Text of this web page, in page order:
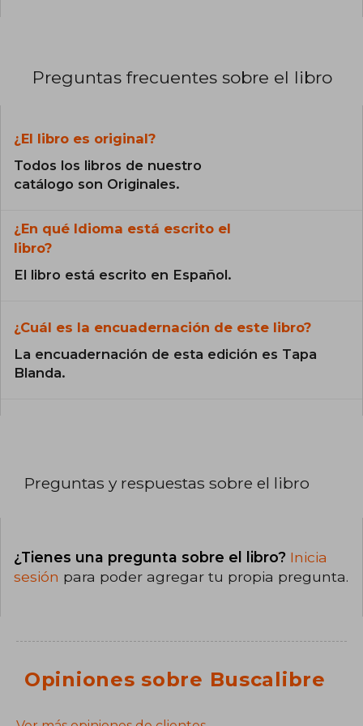
Preguntas frecuentes sobre el libro
¿El libro es original?
Todos los libros de nuestro
catálogo son Originales.
¿En qué Idioma está escrito el
libro?
El libro está escrito en Español.
¿Cuál es la encuadernación de este libro?
La encuadernación de esta edición es Tapa
Blanda.
Preguntas y respuestas sobre el libro
¿Tienes una pregunta sobre el libro? Inicia
sesión para poder agregar tu propia pregunta.
Opiniones sobre Buscalibre